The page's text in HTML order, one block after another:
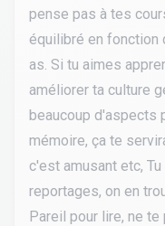
pense pas à tes
équilibré en fonction
as. Si tu aimes
améliorer ta culture
beaucoup d'aspects
mémoire, ça te
c'est amusant etc,
reportages, on en
Pareil pour lire, ne